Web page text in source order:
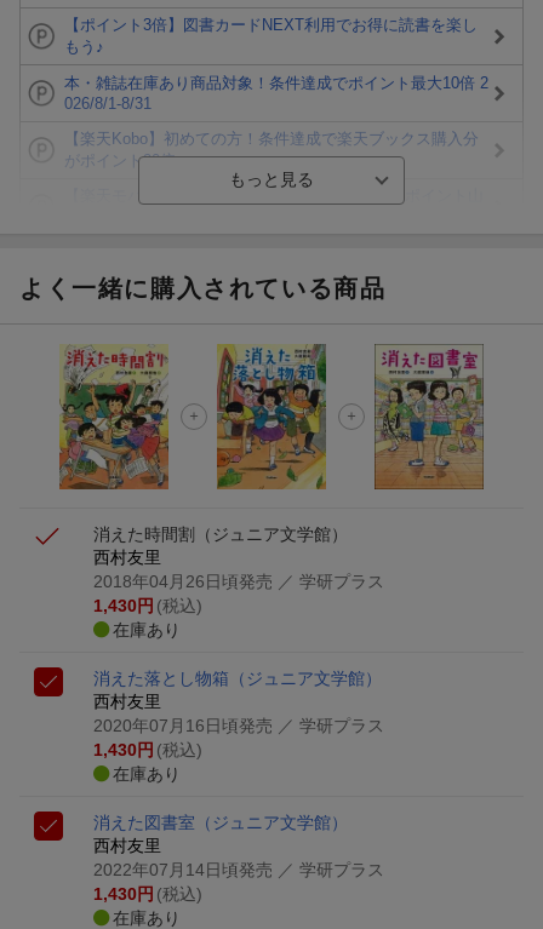
【ポイント3倍】図書カードNEXT利用でお得に読書を楽し
もう♪
本・雑誌在庫あり商品対象！条件達成でポイント最大10倍 2
026/8/1-8/31
【楽天Kobo】初めての方！条件達成で楽天ブックス購入分
がポイント20倍
ト山分け
エントリー＆3,000円以上購入で無料データSIM（3GB/月プ
ラン）が当たる！
楽天モバイル紹介キャンペーンの拡散で300円OFFクーポン
進呈
よく一緒に購入されている商品
消えた時間割
（ジュニア文学館）
西村友里
2018年04月26日頃発売 ／ 学研プラス
1,430円 (税込)
在庫あり
消えた落とし物箱 （ジュニア文学館）
西村友里
2020年07月16日頃発売 ／ 学研プラス
1,430円 (税込)
在庫あり
消えた図書室 （ジュニア文学館）
西村友里
2022年07月14日頃発売 ／ 学研プラス
1,430円 (税込)
在庫あり